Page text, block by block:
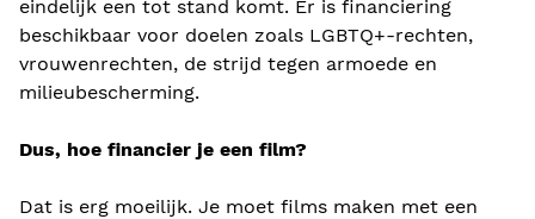
eindelijk een tot stand komt. Er is financiering
beschikbaar voor doelen zoals LGBTQ+-rechten,
vrouwenrechten, de strijd tegen armoede en
milieubescherming.
Dus, hoe financier je een film?
Dat is erg moeilijk. Je moet films maken met een